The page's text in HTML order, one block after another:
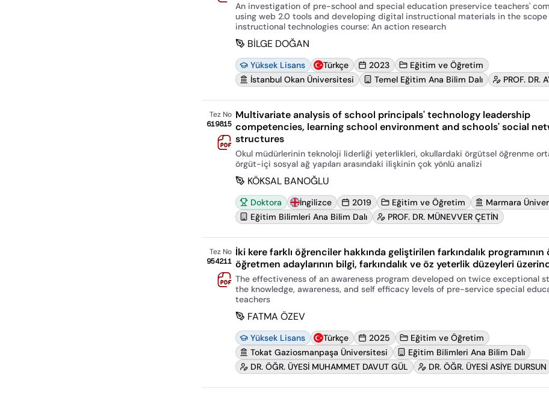
An investigation of pre-school and special education preservice teachers'
using web 2.0 tools and developing digital instructional materials in the scope
instructional technologies course: An action research
BİLGE DOĞAN
Yüksek Lisans Türkçe 2023
Eğitim ve Öğretim
İstanbul Okan Üniversitesi
Temel Eğitim Ana Bilim Dalı PROF. DR.
Tez No
619815
Multivariate analysis of school principals' technology leadership
competencies, learning school environment and schools' social
structures
Okul müdürlerinin teknoloji liderliği yeterlikleri, okullardaki örgütsel öğrenme
örgüt-içi sosyal ağ yapıları arasındaki ilişkinin çok yönlü analizi
KÖKSAL BANOĞLU
Doktora İngilizce 2019 Eğitim ve Öğretim
Marmara
Eğitim Bilimleri Ana Bilim Dalı
PROF. DR. MÜNEVVER ÇETİN
Tez No
954211
İki kere farklı öğrenciler hakkında geliştirilen farkındalık
öğretmen adaylarının bilgi, farkındalık ve öz yeterlik düzeyleri
The effectiveness of an awareness program developed on twice exceptional
the knowledge, awareness, and self efficacy levels of pre-service special
teachers
FATMA ÖZEV
Yüksek Lisans Türkçe 2025
Eğitim ve Öğretim
Tokat Gaziosmanpaşa Üniversitesi
Eğitim Bilimleri Ana Bilim Dalı
DR. ÖĞR. ÜYESİ MUHAMMET DAVUT GÜL
DR. ÖĞR. ÜYESİ ASİYE DURSUN